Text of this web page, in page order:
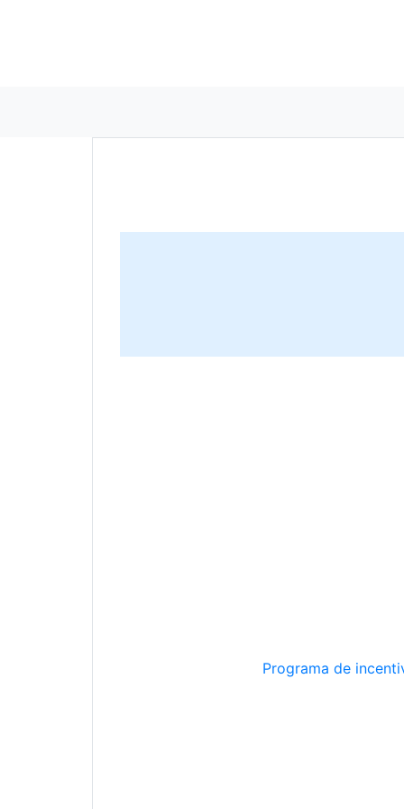
Programa de